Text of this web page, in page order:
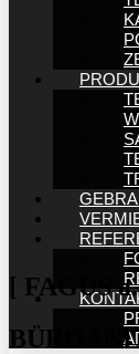
[ FAGUS